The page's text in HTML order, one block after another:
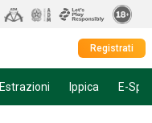
Registrati
Estrazioni Ippica E-